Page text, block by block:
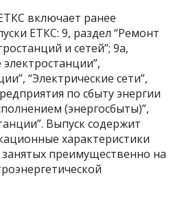
включает ранее
ЕТКС: 9, раздел “Ремонт
и сетей”; 9а,
“Электрические сети”,
по сбыту энергии
(энергосбыты)”,
Выпуск содержит
характеристики
преимущественно на